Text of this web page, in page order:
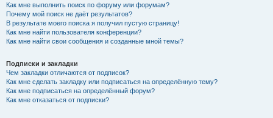
Как мне выполнить поиск по форуму или форумам?
Почему мой поиск не даёт результатов?
В результате моего поиска я получил пустую страницу!
Как мне найти пользователя конференции?
Как мне найти свои сообщения и созданные мной темы?
Подписки и закладки
Чем закладки отличаются от подписок?
Как мне сделать закладку или подписаться на определённую тему?
Как мне подписаться на определённый форум?
Как мне отказаться от подписки?